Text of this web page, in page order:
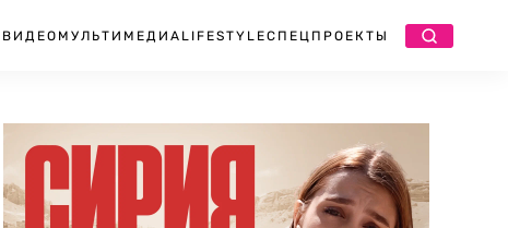
ВИДЕО МУЛЬТИМЕДИА LIFESTYLEСПЕЦПРОЕКТЫ